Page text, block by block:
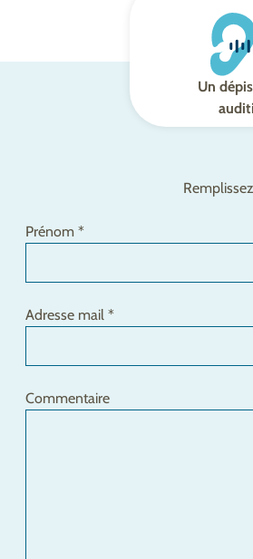
Un
Prénom *
Adresse mail *
Commentaire